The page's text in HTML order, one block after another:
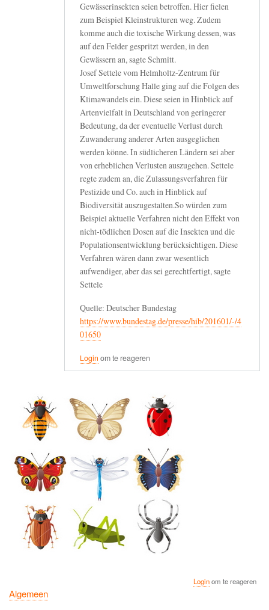
Gewässerinsekten seien betroffen. Hier fielen
zum Beispiel Kleinstrukturen weg. Zudem
komme auch die toxische Wirkung dessen, was
auf den Felder gespritzt werden, in den
Gewässern an, sagte Schmitt.
Josef Settele vom Helmholtz-Zentrum für
Umweltforschung Halle ging auf die Folgen des
Klimawandels ein. Diese seien in Hinblick auf
Artenvielfalt in Deutschland von geringerer
Bedeutung, da der eventuelle Verlust durch
Zuwanderung anderer Arten ausgeglichen
werden könne. In südlicheren Ländern sei aber
von erheblichen Verlusten auszugehen. Settele
regte zudem an, die Zulassungsverfahren für
Pestizide und Co. auch in Hinblick auf
Biodiversität auszugestalten.So würden zum
Beispiel aktuelle Verfahren nicht den Effekt von
nicht-tödlichen Dosen auf die Insekten und die
Populationsentwicklung berücksichtigen. Diese
Verfahren wären dann zwar wesentlich
aufwendiger, aber das sei gerechtfertigt, sagte
Settele
Quelle: Deutscher Bundestag
https://www.bundestag.de/presse/hib/201601/-/4
01650
Login om te reageren
Loginom te reageren
Algemeen